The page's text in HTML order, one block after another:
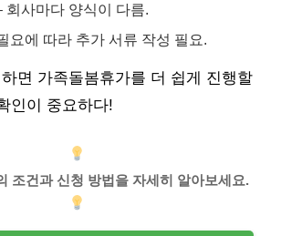
회사마다 양식이 다름.
요에 따라 추가 서류 작성 필요.
면 가족돌봄휴가를 더 쉽게 진행할
인이 중요하다!
조건과 신청 방법을 자세히 알아보세요.